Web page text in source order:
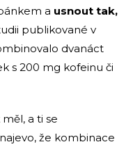
a usnout tak,
publikované v
dvanáct
s 200 mg kofeinu či
a ti se
že kombinace